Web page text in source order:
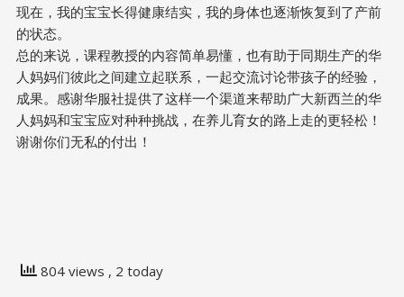
现在，我的宝宝长得健康结实，我的身体也逐渐恢复到了产前
的状态。
总的来说，课程教授的内容简单易懂，也有助于同期生产的华
人妈妈们彼此之间建立起联系，一起交流讨论带孩子的经验，
成果。感谢华服社提供了这样一个渠道来帮助广大新西兰的华
人妈妈和宝宝应对种种挑战，在养儿育女的路上走的更轻松！
谢谢你们无私的付出！
804 views , 2 today